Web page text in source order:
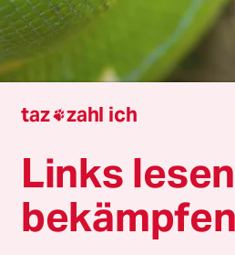
taz zahl ich
Links
bekämpfen